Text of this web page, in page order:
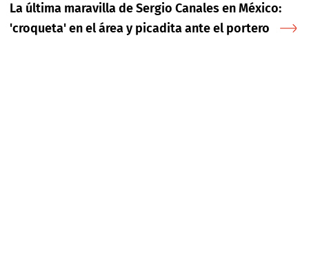
La última maravilla de Sergio Canales en México:
'croqueta' en el área y picadita ante el portero